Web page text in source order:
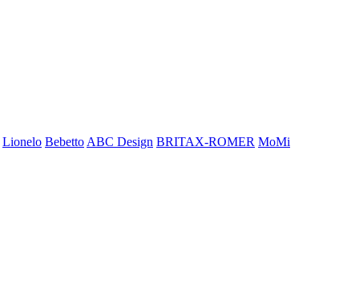
Lionelo Bebetto ABC Design BRITAX-ROMER MoMi